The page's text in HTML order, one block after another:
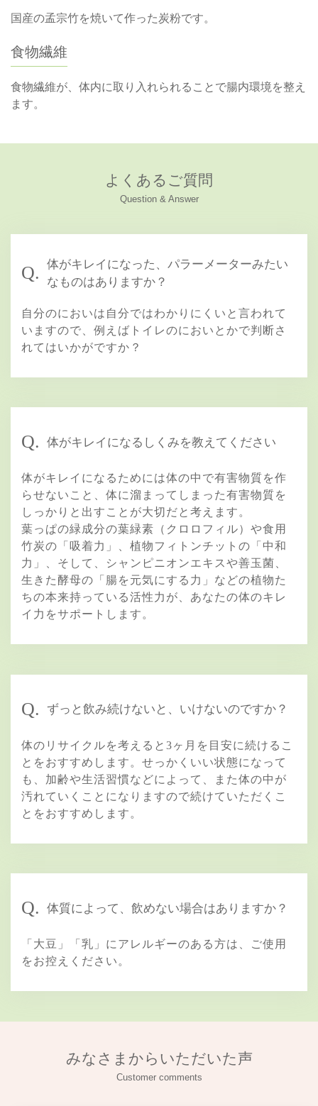
国産の孟宗竹を焼いて作った炭粉です。
食物繊維
食物繊維が、体内に取り入れられることで腸内環境を整え
ます。
よくあるご質問
Question & Answer
Q.
体がキレイになった、パラーメーターみたい
なものはありますか？
自分のにおいは自分ではわかりにくいと言われて
いますので、例えばトイレのにおいとかで判断さ
れてはいかがですか？
Q. 体がキレイになるしくみを教えてください
体がキレイになるためには体の中で有害物質を作
らせないこと、体に溜まってしまった有害物質を
しっかりと出すことが大切だと考えます。
葉っぱの緑成分の葉緑素（クロロフィル）や食用
竹炭の「吸着力」、植物フィトンチットの「中和
力」、そして、シャンピニオンエキスや善玉菌、
生きた酵母の「腸を元気にする力」などの植物た
ちの本来持っている活性力が、あなたの体のキレ
イ力をサポートします。
Q. ずっと飲み続けないと、いけないのですか？
体のリサイクルを考えると3ヶ月を目安に続けるこ
とをおすすめします。せっかくいい状態になって
も、加齢や生活習慣などによって、また体の中が
汚れていくことになりますので続けていただくこ
とをおすすめします。
Q. 体質によって、飲めない場合はありますか？
「大豆」「乳」にアレルギーのある方は、ご使用
をお控えください。
みなさまからいただいた声
Customer comments